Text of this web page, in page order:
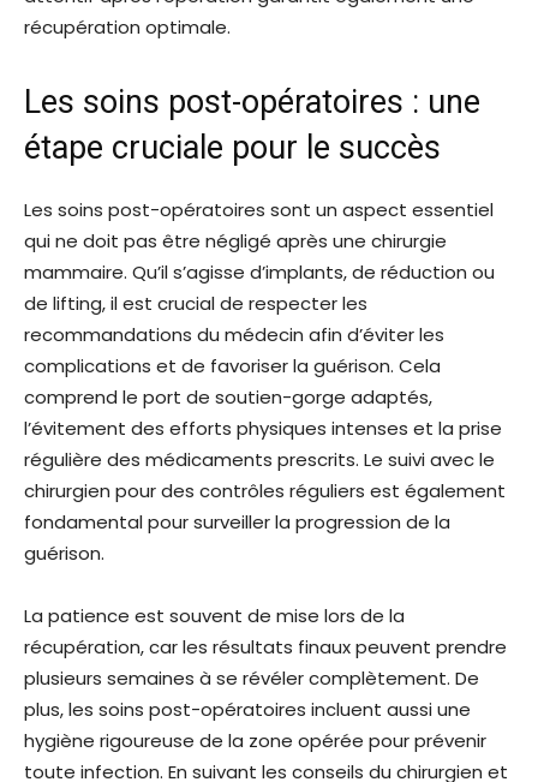
récupération optimale.
Les soins post-opératoires : une
étape cruciale pour le succès
Les soins post-opératoires sont un aspect essentiel
qui ne doit pas être négligé après une chirurgie
mammaire. Qu’il s’agisse d’implants, de réduction ou
de lifting, il est crucial de respecter les
recommandations du médecin afin d’éviter les
complications et de favoriser la guérison. Cela
comprend le port de soutien-gorge adaptés,
l’évitement des efforts physiques intenses et la prise
régulière des médicaments prescrits. Le suivi avec le
chirurgien pour des contrôles réguliers est également
fondamental pour surveiller la progression de la
guérison.
La patience est souvent de mise lors de la
récupération, car les résultats finaux peuvent prendre
plusieurs semaines à se révéler complètement. De
plus, les soins post-opératoires incluent aussi une
hygiène rigoureuse de la zone opérée pour prévenir
toute infection. En suivant les conseils du chirurgien et